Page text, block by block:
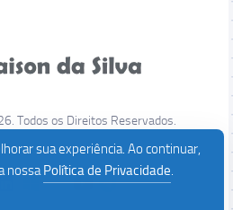
Todos os Direitos Reservados.
sua experiência. Ao continuar,
nossaPolítica de Privacidade.